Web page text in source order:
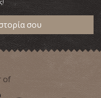
σου
of